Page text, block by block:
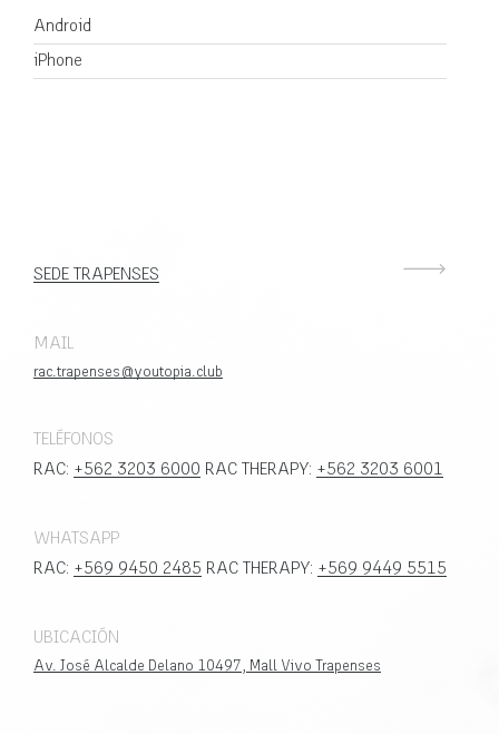
Android
iPhone
SEDE TRAPENSES
MAIL
rac.trapenses@youtopia.club
TELÉFONOS
RAC: +562 3203 6000 RAC THERAPY: +562 3203 6001
WHATSAPP
RAC: +569 9450 2485 RAC THERAPY: +569 9449 5515
UBICACIÓN
Av. José Alcalde Delano 10497, Mall Vivo Trapenses